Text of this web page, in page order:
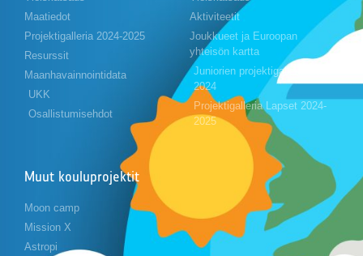
Maatiedot
Projektigalleria 2024-2025
Resurssit
Maanhavainnointidata
UKK
Osallistumisehdot
Aktiviteetit
Joukkueet ja Euroopan
yhteisön kartta
Juniorien projektigalleria 2023-
2024
Projektigalleria Lapset 2024-
2025
Muut kouluprojektit
Moon camp
Mission X
Astropi